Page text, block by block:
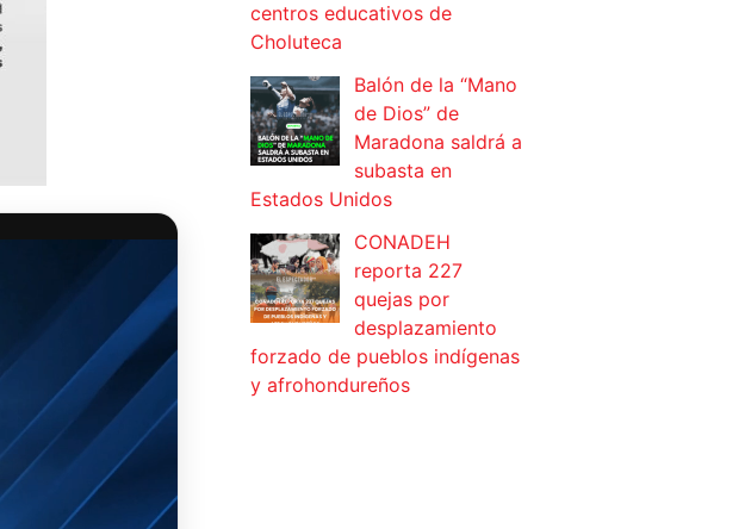
centros educativos de
Choluteca
Balón de la “Mano
de Dios” de
Maradona saldrá a
subasta en
Estados Unidos
CONADEH
reporta 227
quejas por
desplazamiento
forzado de pueblos indígenas
y afrohondureños